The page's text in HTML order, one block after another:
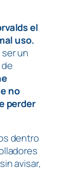
el
uso.
un
no
perder
dentro
avisar,